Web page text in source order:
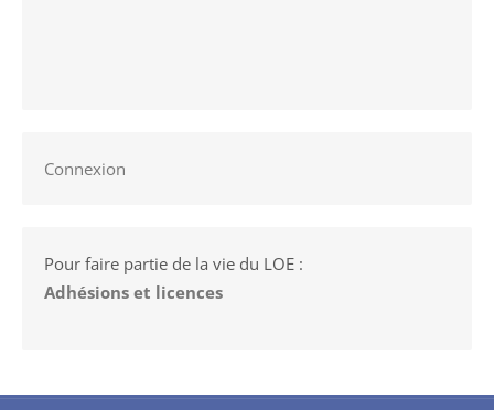
Connexion
Pour faire partie de la vie du LOE :
Adhésions et licences